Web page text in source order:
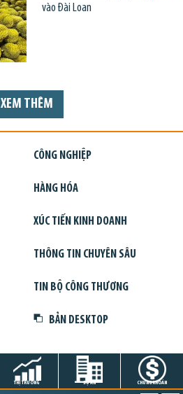
vào Đài Loan
XEM THÊM
CÔNG NGHIỆP
HÀNG HÓA
XÚC TIẾN KINH DOANH
THÔNG TIN CHUYÊN SÂU
TIN BỘ CÔNG THƯƠNG
BẢN DESKTOP
THỊ TRƯỜNG DỰ ÁN CHỨNG KHOÁN